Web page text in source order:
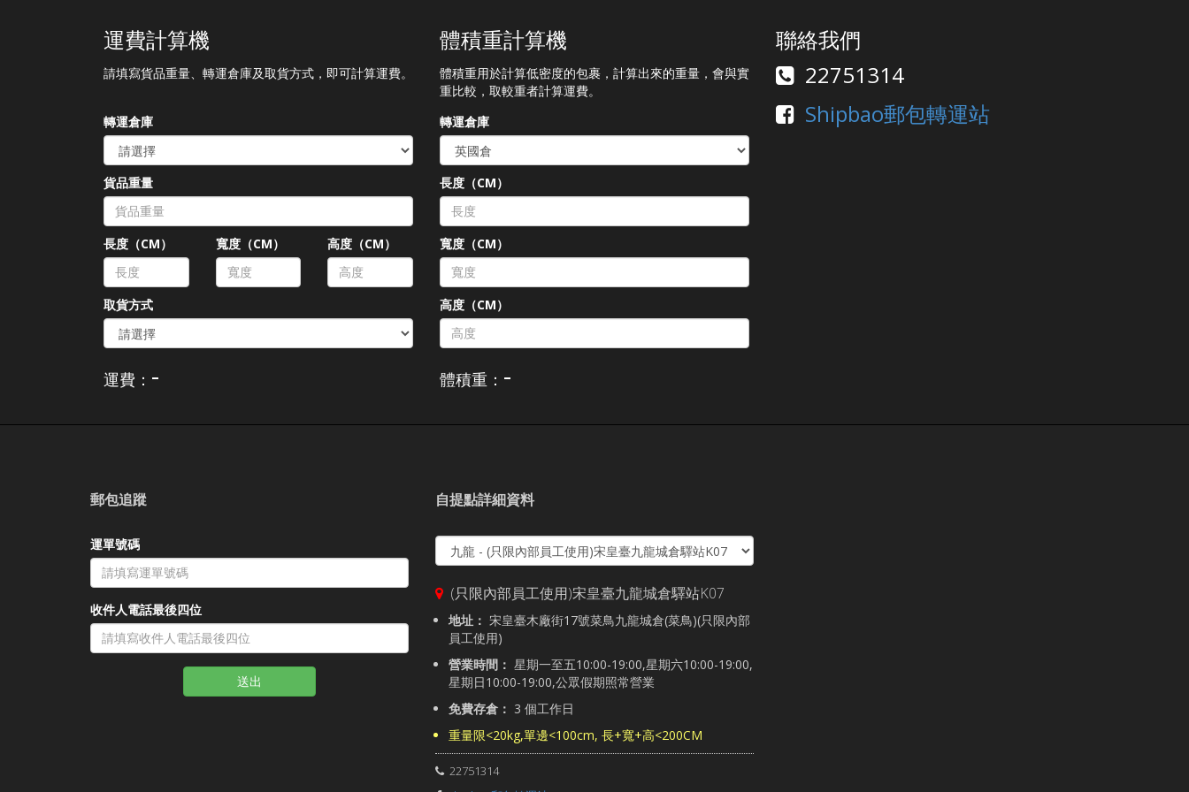
運費計算機
請填寫貨品重量、轉運倉庫及取貨方式，即可計算運費。
轉運倉庫
貨品重量
長度（CM） 寬度（CM） 高度（CM）
取貨方式
運費： -
體積重計算機
體積重用於計算低密度的包裹，計算出來的重量，會與實
重比較，取較重者計算運費。
轉運倉庫
長度（CM）
寬度（CM）
高度（CM）
體積重： -
聯絡我們
22751314
Shipbao郵包轉運站
郵包追蹤
運單號碼
收件人電話最後四位
送出
自提點詳細資料
(只限內部員工使用)宋皇臺九龍城倉驛站K07
地址： 宋皇臺木廠街17號菜鳥九龍城倉(菜鳥)(只限內部
員工使用)
營業時間： 星期一至五10:00-19:00,星期六10:00-19:00,
星期日10:00-19:00,公眾假期照常營業
免費存倉： 3 個工作日
重量限<20kg,單邊<100cm, 長+寬+高<200CM
22751314